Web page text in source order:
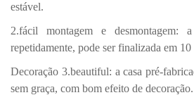
estável.
2.fácil montagem e desmontagem:
repetidamente, pode ser finalizada em
Decoração 3.beautiful: a casa pré-
sem graça, com bom efeito de decoração.